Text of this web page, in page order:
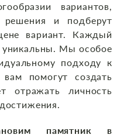
вариантов,
решения и подберут
вариант. Каждый
уникальны. Мы особое
подходу к
помогут создать
отражать личность
памятник в